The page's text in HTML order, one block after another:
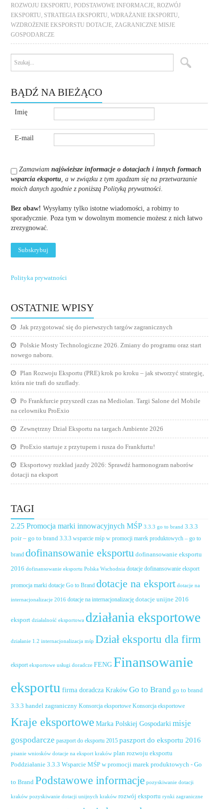
ROZWOJU EKSPORTU
PODSTAWOWE INFORMACJE
ROZWÓJ
EKSPORTU
STRATEGIA EKSPORTU WDRAŻANIE EKSPORTU
WZDROŻENIE EKSPORSTU DOTACJE ZAGRANICZNE MISJE
GOSPODARCZE
BĄDŹ NA BIEŻĄCO
Imię
E-mail
Zamawiamnajświeższe informacje o dotacjach i innych formach
wsparcia eksportu, a w związku z tym zgadzam się na przetwarzanie
moich danych zgodnie z poniższą Polityką prywatności.
Bez obaw! Wysyłamy tylko istotne wiadomości, a robimy to
sporadycznie. Poza tym w dowolnym momencie możesz z nich łatwo
zrezygnować.
Polityka prywatności
OSTATNIE WPISY
Jak przygotować się do pierwszych targów zagranicznych
Polskie Mosty Technologiczne 2026. Zmiany do programu oraz start
nowego naboru.
Plan Rozwoju Eksportu (PRE) krok po kroku – jak stworzyć strategię,
która nie trafi do szuflady.
Po Frankfurcie przyszedł czas na Mediolan. Targi Salone del Mobile
na celowniku ProExio
Zewnętrzny Dział Eksportu na targach Ambiente 2026
ProExio startuje z przytupem i rusza do Frankfurtu!
Eksportowy rozkład jazdy 2026: Sprawdź harmonogram naborów
dotacji na eksport
TAGI
2.25 Promocja marki innowacyjnych MŚP 3.3.3 go to brand 3.3.3
poir – go to brand 3.3.3 wsparcie mśp w promocji marek produktowych – go to
brand dofinansowanie eksportu dofinansowanie eksportu
2016 dofinansowanie eksportu Polska Wschodnia dotacje dofinansowanie eksport
promocja marki dotacje Go to Brand dotacje na eksport dotacje na
internacjonalizacje 2016 dotacje na internacjonalizację dotacje unijne 2016
eksport działalność eksportowa działania eksportowe
działanie 1.2 internacjonalizacja mśp Dział eksportu dla firm
eksport eksportowe usługi doradcze FENG Finansowanie
eksportu firma doradcza Kraków Go to Brand go to brand
3.3.3 handel zagraniczny Konsorcja eksportowe Konsorcja eksportowe
Kraje eksportowe Marka Polskiej Gospodarki misje
gospodarcze paszport do eksportu 2015 paszport do eksportu 2016
pisanie wniosków dotacje na eksport kraków plan rozwoju eksportu
Poddziałanie 3.3.3 Wsparcie MŚP w promocji marek produktowych - Go
to Brand Podstawowe informacje pozyskiwanie dotacji
kraków pozyskiwanie dotacji unijnych kraków rozwój eksportu rynki zagraniczne